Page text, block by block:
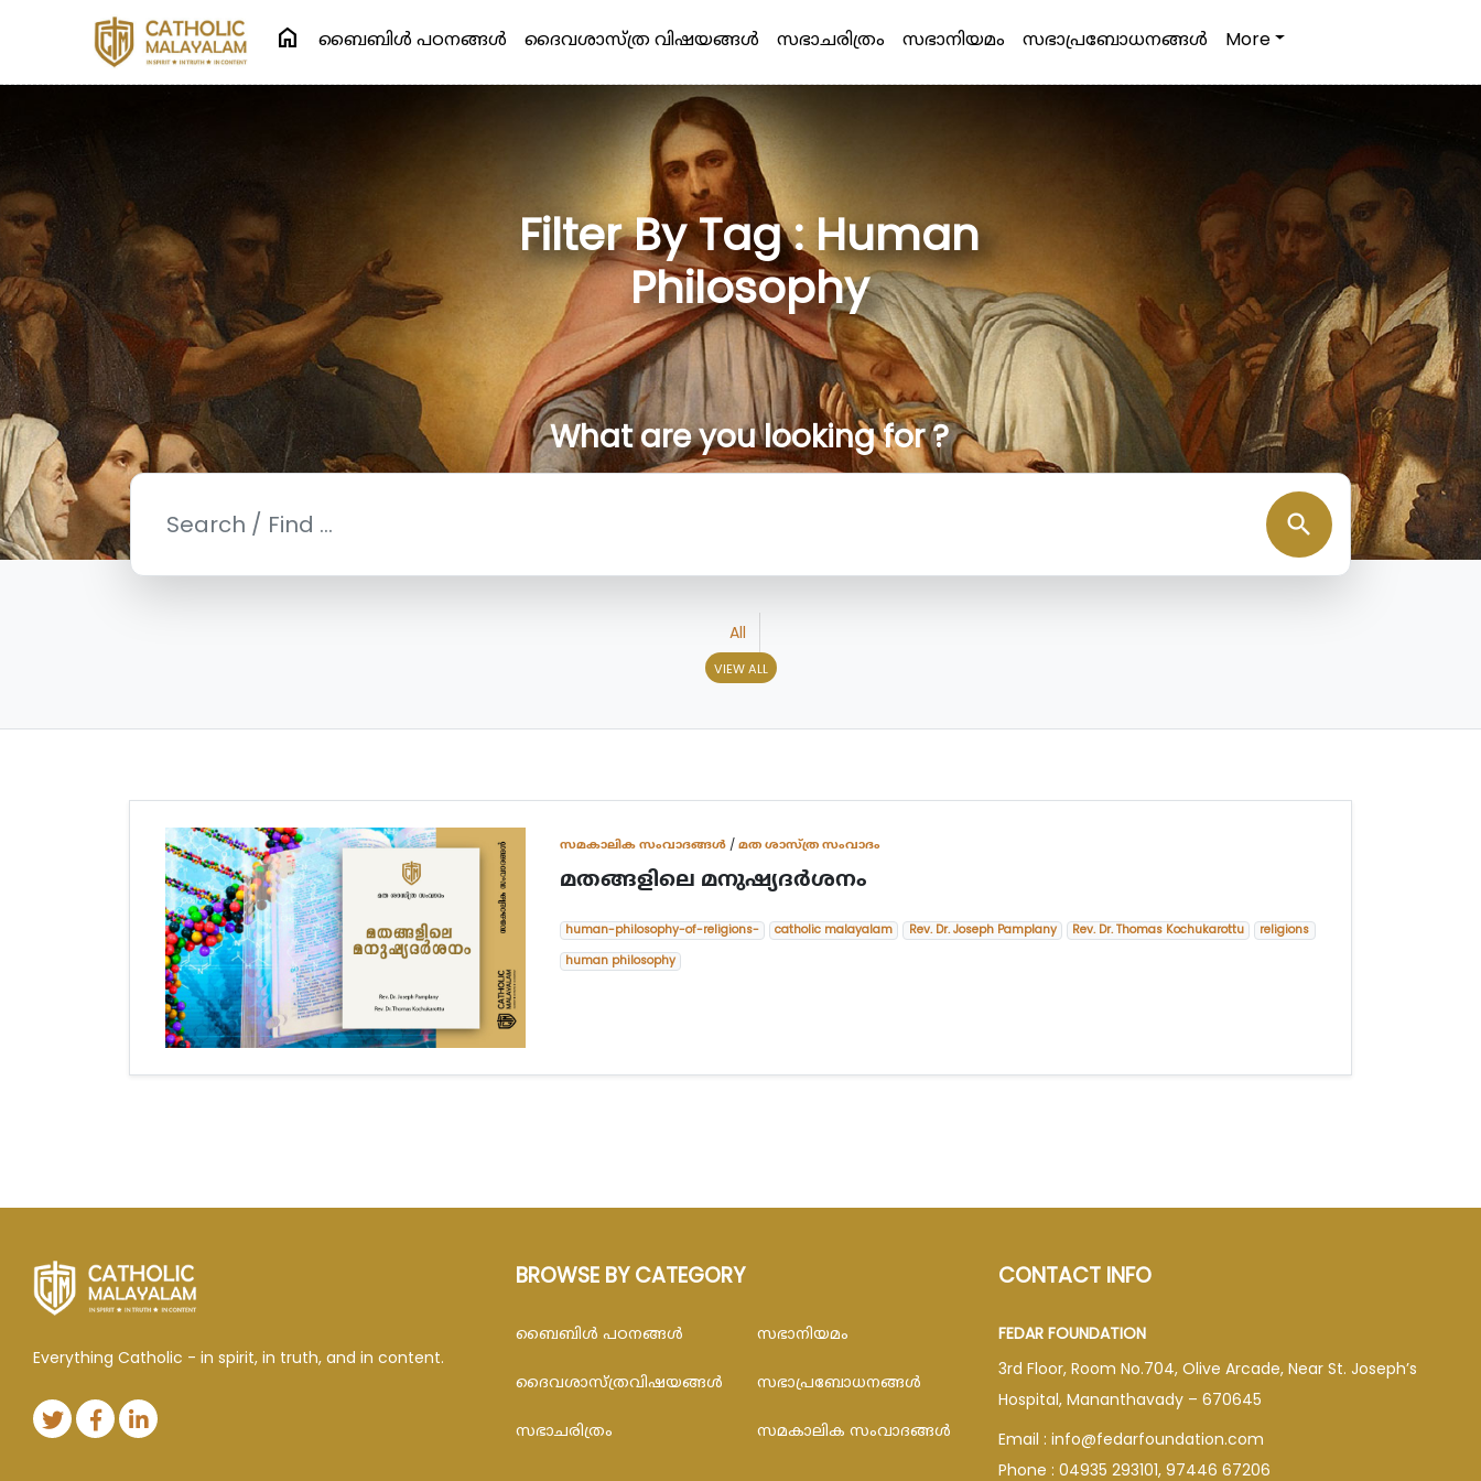
home ബൈബിള്‍ പഠനങ്ങള്‍ ദൈവശാസ്ത്ര വിഷയങ്ങള്‍ സഭാചരിത്രം സഭാനിയമം സഭാപ്രബോധനങ്ങള്‍ More
Filter By Tag : Human
Philosophy
What are you looking for ?
search
All
VIEW ALL
സമകാലിക സംവാദങ്ങൾ/മത ശാസ്ത്ര സംവാദം
മതങ്ങളിലെ മനുഷ്യദര്‍ശനം
human-philosophy-of-religions- catholic malayalam Rev. Dr. Joseph Pamplany Rev. Dr. Thomas Kochukarottu
religions
human philosophy
Everything Catholic - in spirit, in truth, and in content.
BROWSE BY CATEGORY
ബൈബിള്‍ പഠനങ്ങള്‍
ദൈവശാസ്ത്രവിഷയങ്ങള്‍
സഭാചരിത്രം
സഭാനിയമം
സഭാപ്രബോധനങ്ങള്‍
സമകാലിക സംവാദങ്ങൾ
CONTACT INFO
FEDAR FOUNDATION
3rd Floor, Room No.704, Olive Arcade, Near St. Joseph’s
Hospital, Mananthavady – 670645
Email : info@fedarfoundation.com
Phone : 04935 293101, 97446 67206